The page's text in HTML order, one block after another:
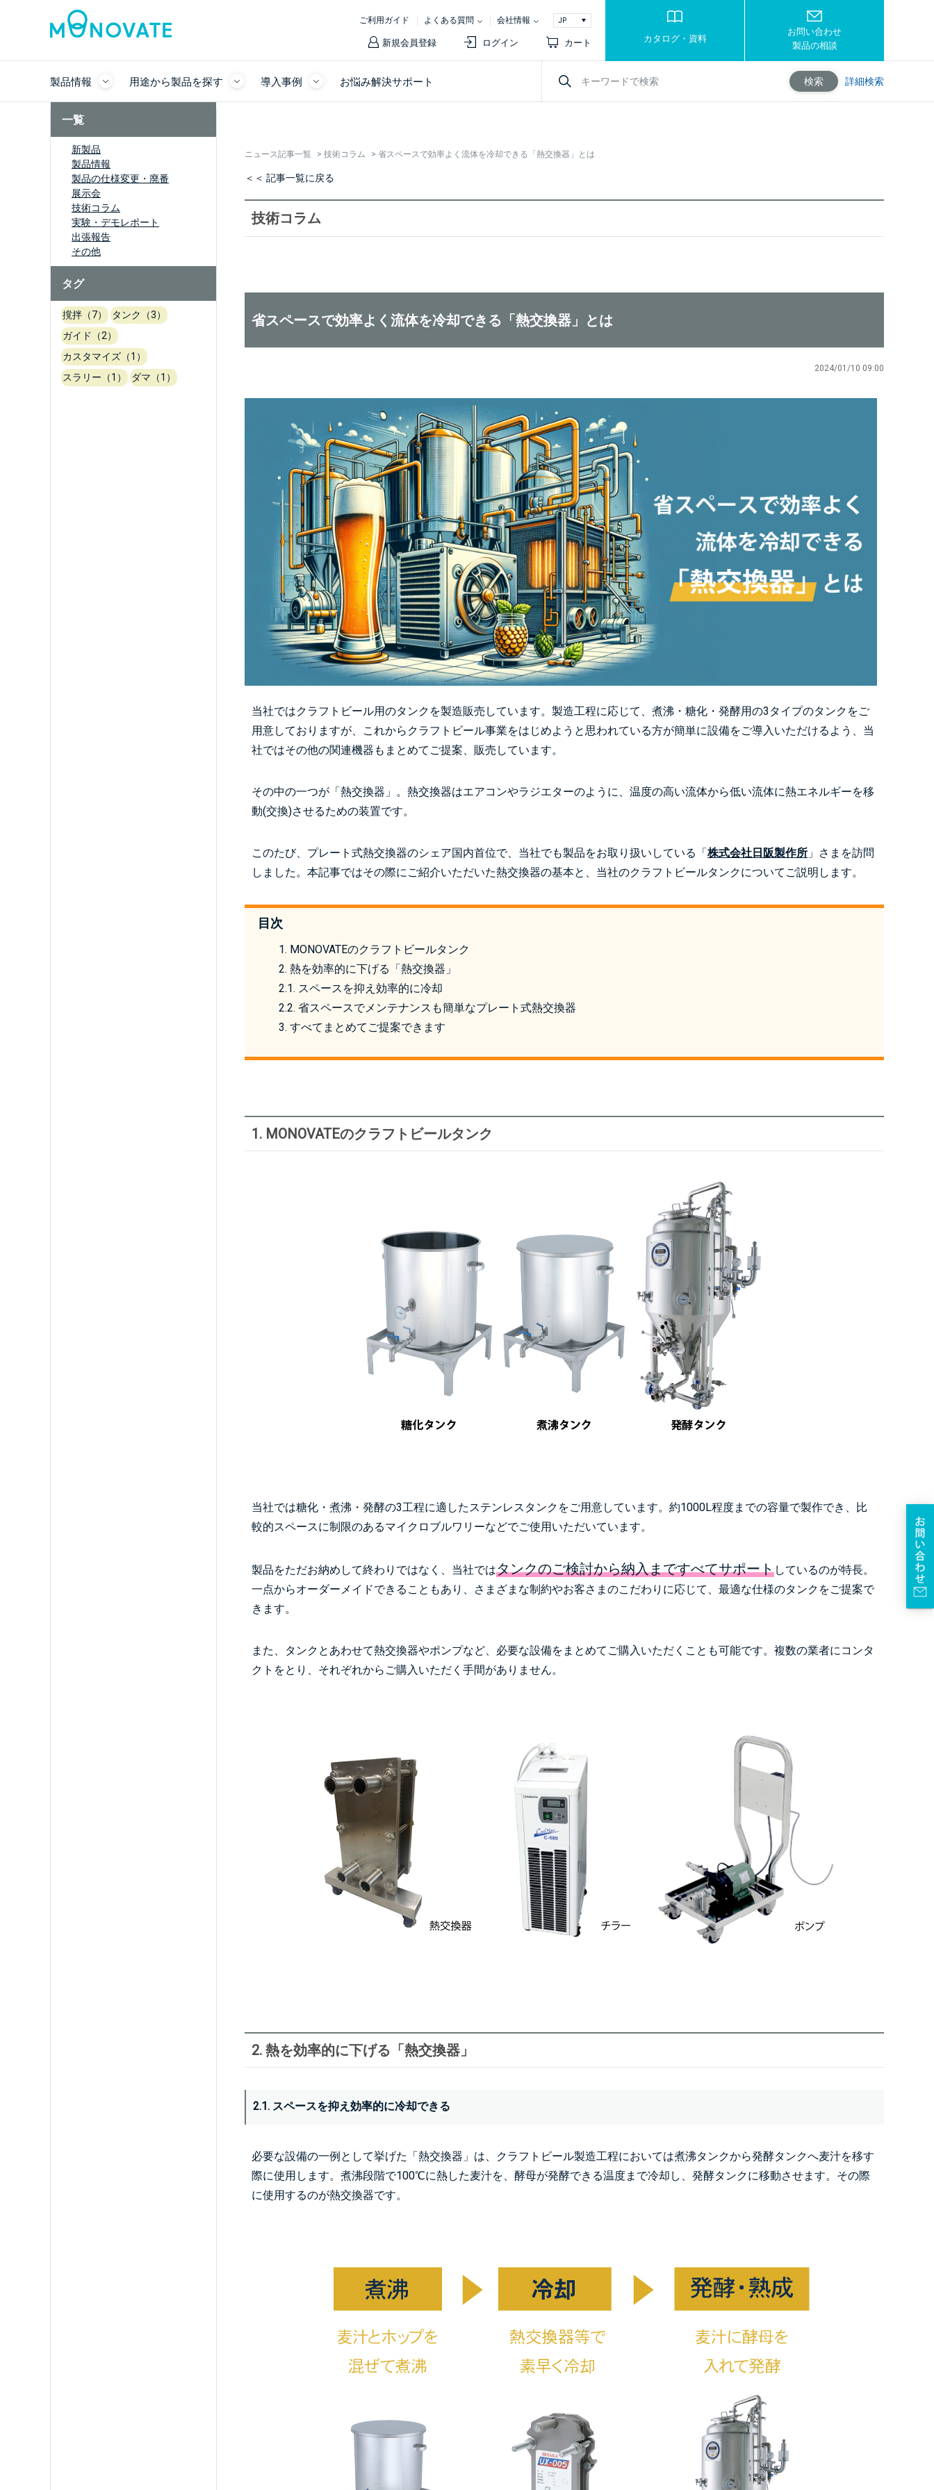
ご利用ガイド よくある質問 会社情報
新規会員登録 ログイン カート カタログ・資料
お問い合わせ
製品の相談
製品情報 用途から製品を探す 導入事例 お悩み解決サポート 検索 詳細検索
一覧
新製品
製品情報
製品の仕様変更・廃番
展示会
技術コラム
実験・デモレポート
出張報告
その他
タグ
撹拌（7）
タンク（3）
ガイド（2）
カスタマイズ（1）
スラリー（1）
ダマ（1）
ニュース記事一覧 > 技術コラム > 省スペースで効率よく流体を冷却できる「熱交換器」とは
＜＜ 記事一覧に戻る
技術コラム
省スペースで効率よく流体を冷却できる「熱交換器」とは
2024/01/10 09:00
当社ではクラフトビール用のタンクを製造販売しています。製造工程に応じて、煮沸・糖化・発酵用の3タイプのタンクをご
用意しておりますが、これからクラフトビール事業をはじめようと思われている方が簡単に設備をご導入いただけるよう、当
社ではその他の関連機器もまとめてご提案、販売しています。
その中の一つが「熱交換器」。熱交換器はエアコンやラジエターのように、温度の高い流体から低い流体に熱エネルギーを移
動(交換)させるための装置です。
このたび、プレート式熱交換器のシェア国内首位で、当社でも製品をお取り扱いしている「株式会社日阪製作所 」さまを訪問
しました。本記事ではその際にご紹介いただいた熱交換器の基本と、当社のクラフトビールタンクについてご説明します。
目次
1. MONOVATEのクラフトビールタンク
2. 熱を効率的に下げる「熱交換器」
2.1. スペースを抑え効率的に冷却
2.2. 省スペースでメンテナンスも簡単なプレート式熱交換器
3. すべてまとめてご提案できます
1. MONOVATEのクラフトビールタンク
当社では糖化・煮沸・発酵の3工程に適したステンレスタンクをご用意しています。約1000L程度までの容量で製作でき、比
較的スペースに制限のあるマイクロブルワリーなどでご使用いただいています。
製品をただお納めして終わりではなく、当社ではタンクのご検討から納入まですべてサポートしているのが特長。
一点からオーダーメイドできることもあり、さまざまな制約やお客さまのこだわりに応じて、最適な仕様のタンクをご提案で
きます。
また、タンクとあわせて熱交換器やポンプなど、必要な設備をまとめてご購入いただくことも可能です。複数の業者にコンタ
クトをとり、それぞれからご購入いただく手間がありません。
2. 熱を効率的に下げる「熱交換器」
2.1. スペースを抑え効率的に冷却できる
必要な設備の一例として挙げた「熱交換器」は、クラフトビール製造工程においては煮沸タンクから発酵タンクへ麦汁を移す
際に使用します。煮沸段階で100℃に熱した麦汁を、酵母が発酵できる温度まで冷却し、発酵タンクに移動させます。その際
に使用するのが熱交換器です。